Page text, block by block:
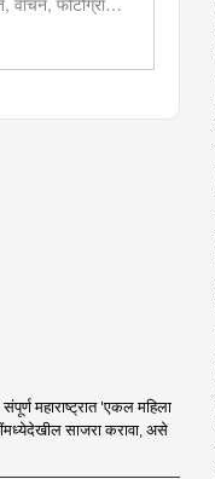
महाराष्ट्रात 'एकल महिला
साजरा करावा, असे